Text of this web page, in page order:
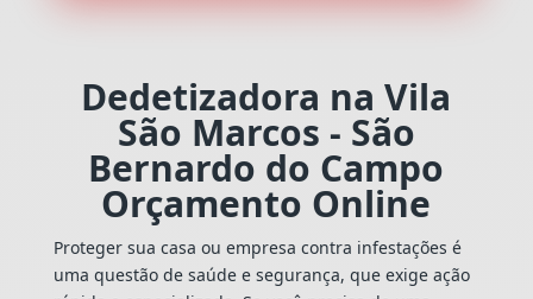
Dedetizadora na Vila
São Marcos - São
Bernardo do Campo
Orçamento Online
Proteger sua casa ou empresa contra infestações é
uma questão de saúde e segurança, que exige ação